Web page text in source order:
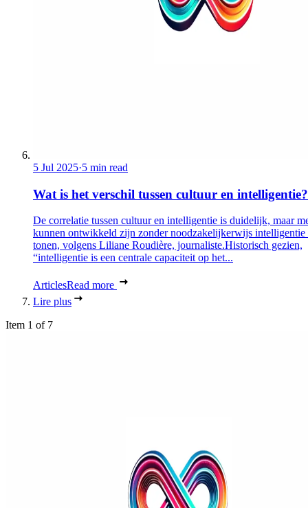
5 Jul 2025·5 min read
Wat is het verschil tussen cultuur en intelligentie?
De correlatie tussen cultuur en intelligentie is duidelijk, maar
kunnen ontwikkeld zijn zonder noodzakelijkerwijs intelligentie
tonen, volgens Liliane Roudière, journaliste.Historisch gezien,
“intelligentie is een centrale capaciteit op het...
ArticlesRead more
Lire plus
Item 1 of 7